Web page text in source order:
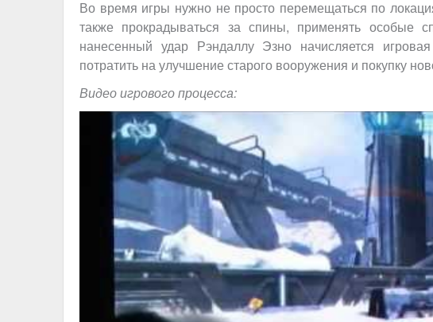
Во время игры нужно не просто перемещаться по
также прокрадываться за спины, применять особые
нанесенный удар Рэндаллу Эзно начисляется
потратить на улучшение старого вооружения и покупку
Видео игрового процесса: